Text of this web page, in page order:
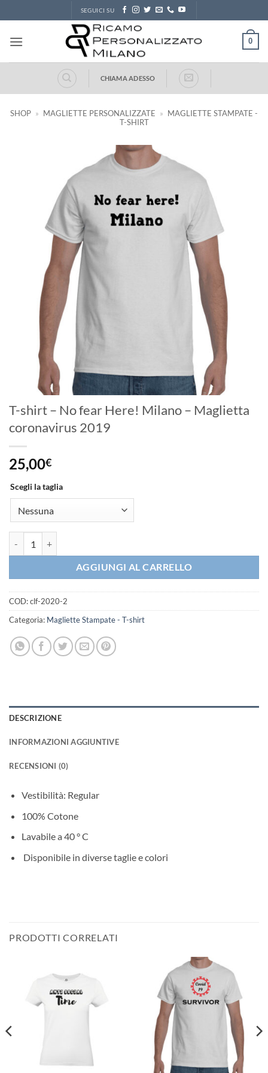
ai
contenuti
SEGUICI SU
0
CHIAMA ADESSO
SHOP » MAGLIETTE PERSONALIZZATE » MAGLIETTE STAMPATE -
T-SHIRT
T-shirt – No fear Here! Milano – Maglietta
coronavirus 2019
25,00€
Scegli la taglia
AGGIUNGI AL CARRELLO
COD:clf-2020-2
Categoria: Magliette Stampate - T-shirt
DESCRIZIONE
INFORMAZIONI AGGIUNTIVE
RECENSIONI (0)
Vestibilità: Regular
100% Cotone
Lavabile a 40 ° C
Disponibile in diverse taglie e colori
PRODOTTI CORRELATI